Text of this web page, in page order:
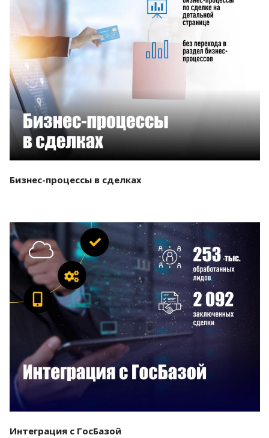
Бизнес-процессы в сделках
Смотреть проект
Интеграция с ГосБазой